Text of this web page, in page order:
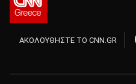
ΑΚΟΛΟΥΘΗΣΤΕ ΤΟ CNN.GR